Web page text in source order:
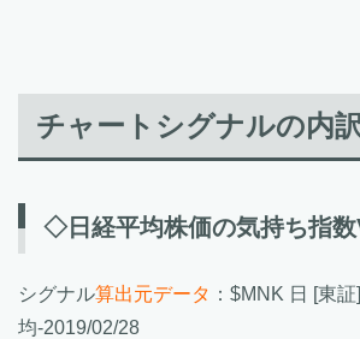
チャートシグナルの内訳
◇日経平均株価の気持ち指数
シグナル算出元データ ：$MNK 日 [東
均-2019/02/28